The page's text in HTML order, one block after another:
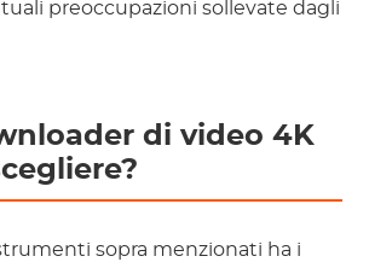
preoccupazioni sollevate dagli
di video 4K
sopra menzionati ha i